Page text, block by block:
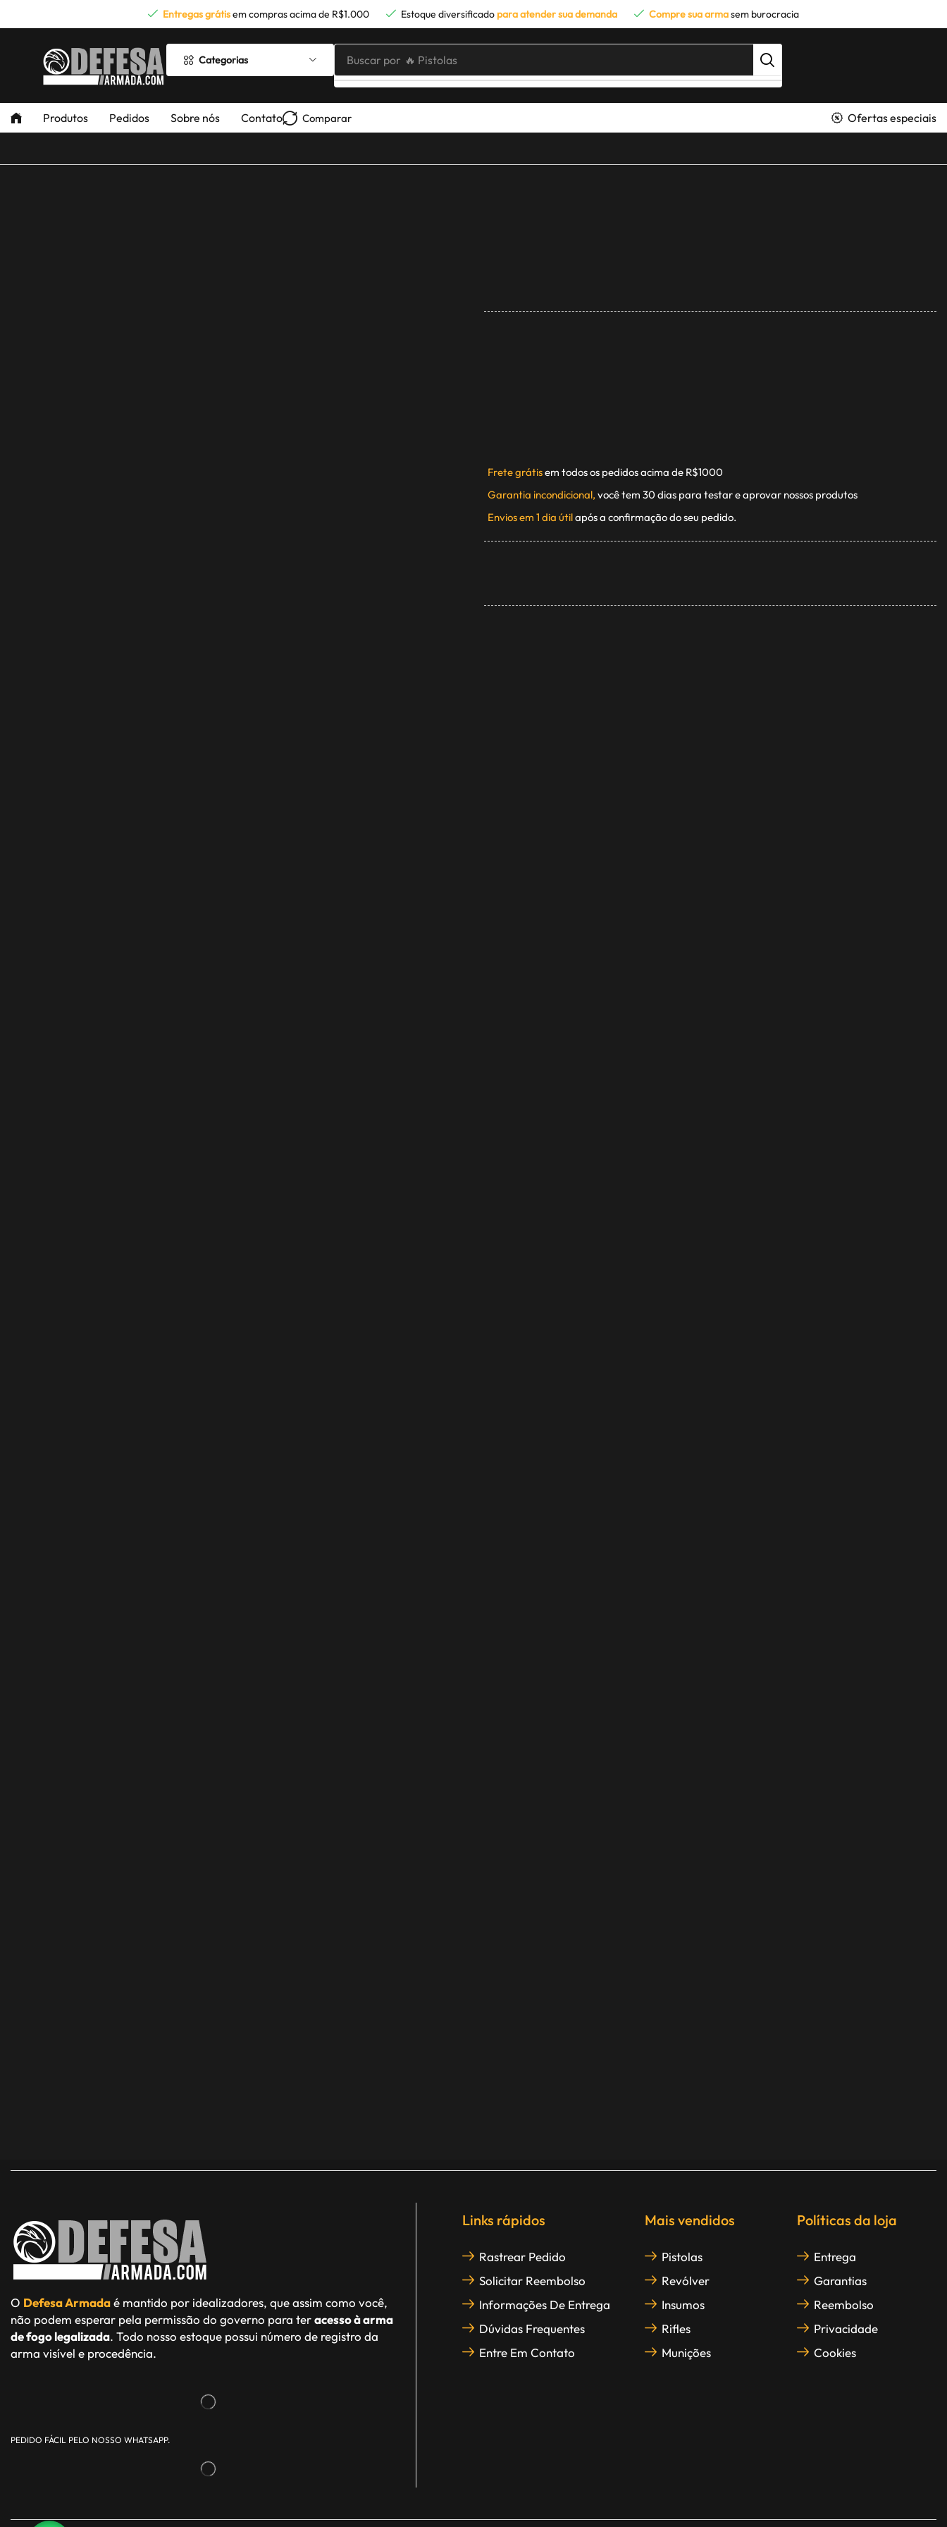
Entregas grátisem compras acima de R$1.000 Estoque diversificado para atender sua demanda Compre sua armasem burocracia
Categorias Buscar por 🔥 Pistolas
Produtos Pedidos Sobre nós Contato Comparar Ofertas especiais
Frete grátisem todos os pedidos acima de R$1000
Garantia incondicional, você tem 30 dias para testar e aprovar nossos produtos
Envios em 1 dia útilapós a confirmação do seu pedido.
O Defesa Armadaé mantido por idealizadores, que assim como você,
não podem esperar pela permissão do governo para teracesso à arma
de fogo legalizada. Todo nosso estoque possui número de registro da
arma visível e procedência.
PEDIDO FÁCIL PELO NOSSO WHATSAPP.
Links rápidos
Rastrear Pedido
Solicitar Reembolso
Informações De Entrega
Dúvidas Frequentes
Entre Em Contato
Mais vendidos
Pistolas
Revólver
Insumos
Rifles
Munições
Políticas da loja
Entrega
Garantias
Reembolso
Privacidade
Cookies